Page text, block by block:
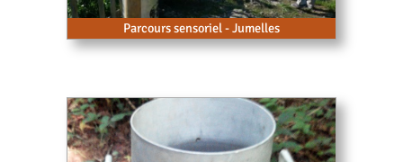
Parcours sensoriel - Jumelles